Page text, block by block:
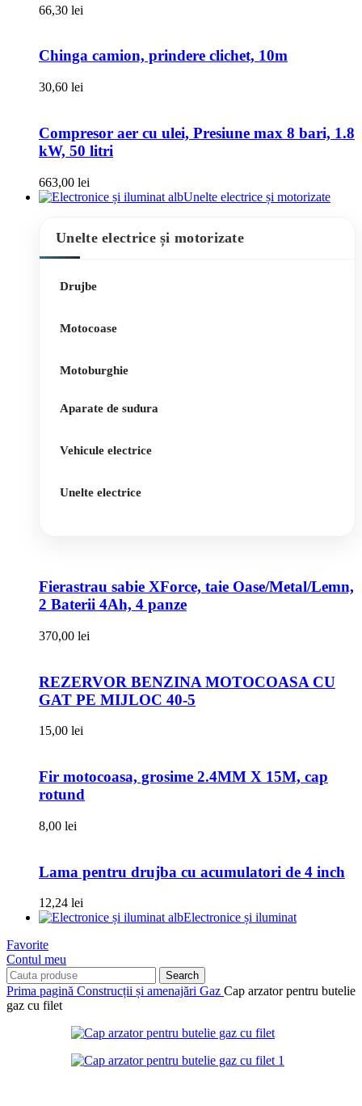
66,30 lei
Chinga camion, prindere clichet, 10m
30,60 lei
Compresor aer cu ulei, Presiune max 8 bari, 1.8
kW, 50 litri
663,00 lei
Unelte electrice și motorizate
Unelte electrice și motorizate
Drujbe
Motocoase
Motoburghie
Aparate de sudura
Vehicule electrice
Unelte electrice
Fierastrau sabie XForce, taie Oase/Metal/Lemn,
2 Baterii 4Ah, 4 panze
370,00 lei
REZERVOR BENZINA MOTOCOASA CU
GAT PE MIJLOC 40-5
15,00 lei
Fir motocoasa, grosime 2.4MM X 15M, cap
rotund
8,00 lei
Lama pentru drujba cu acumulatori de 4 inch
12,24 lei
Electronice și iluminat
Favorite
Contul meu
Search
Prima pagină Construcții și amenajări Gaz Cap arzator pentru butelie
gaz cu filet